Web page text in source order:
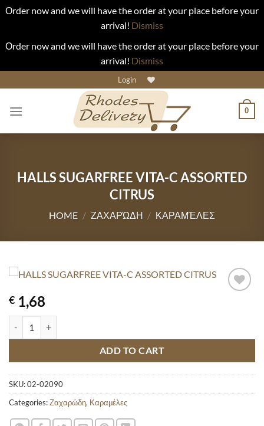
Οrder now and we will have the order at your place before your
arrival! Dismiss
Οrder now and we will have the order at your place before your
arrival! Dismiss
to
content
Login
0
HALLS SUGARFREE VITA-C ASSORTED
CITRUS
HOME / ΖΑΧΑΡΏΔΗ / ΚΑΡΑΜΈΛΕΣ
€ 1,68
ADD TO CART
SKU:02-02090
Categories:Ζαχαρώδη, Καραμέλες